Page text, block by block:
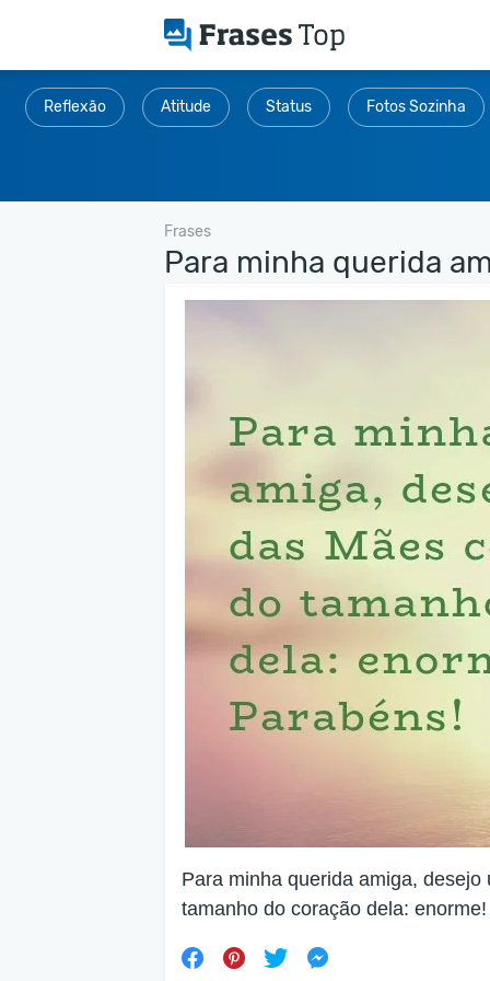
Reflexão Atitude Status Fotos Sozinha
Frases
Para minha querida
Para minha querida amiga,
tamanho do coração dela: